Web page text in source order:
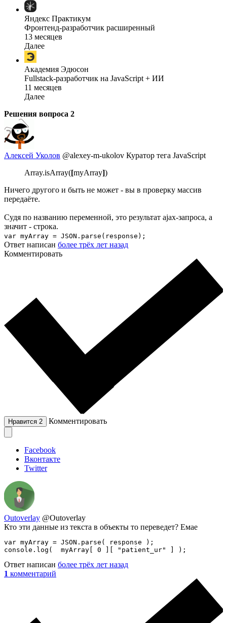
Яндекс Практикум
Фронтенд-разработчик расширенный
13 месяцев
Далее
Академия Эдюсон
Fullstack-разработчик на JavaScript + ИИ
11 месяцев
Далее
Решения вопроса 2
Алексей Уколов @alexey-m-ukolov Куратор тега JavaScript
Array.isArray([myArray])
Ничего другого и быть не может - вы в проверку массив
передаёте.
Судя по названию переменной, это результат ajax-запроса, а
значит - строка.
var myArray = JSON.parse(response);
Ответ написан более трёх лет назад
Комментировать
Нравится 2 Комментировать
Facebook
Вконтакте
Twitter
Outoverlay @Outoverlay
Кто эти данные из текста в объекты то переведет? Емае
var myArray = JSON.parse( response );
console.log(  myArray[ 0 ][ "patient_ur" ] );
Ответ написан более трёх лет назад
1 комментарий